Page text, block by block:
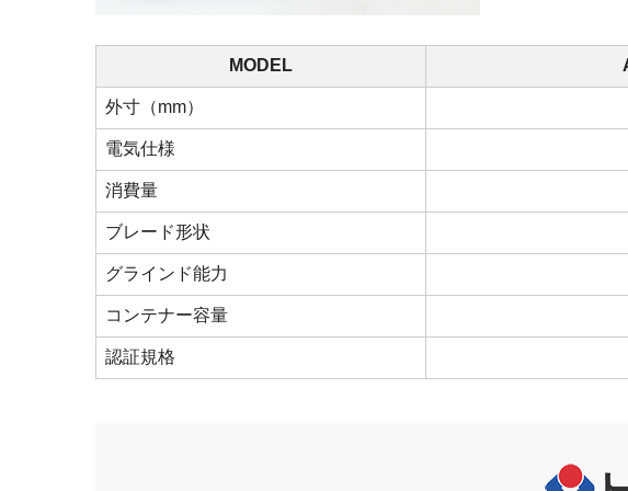
MODEL
外寸（mm）
電気仕様
消費量
ブレード形状
グラインド能力
コンテナー容量
認証規格